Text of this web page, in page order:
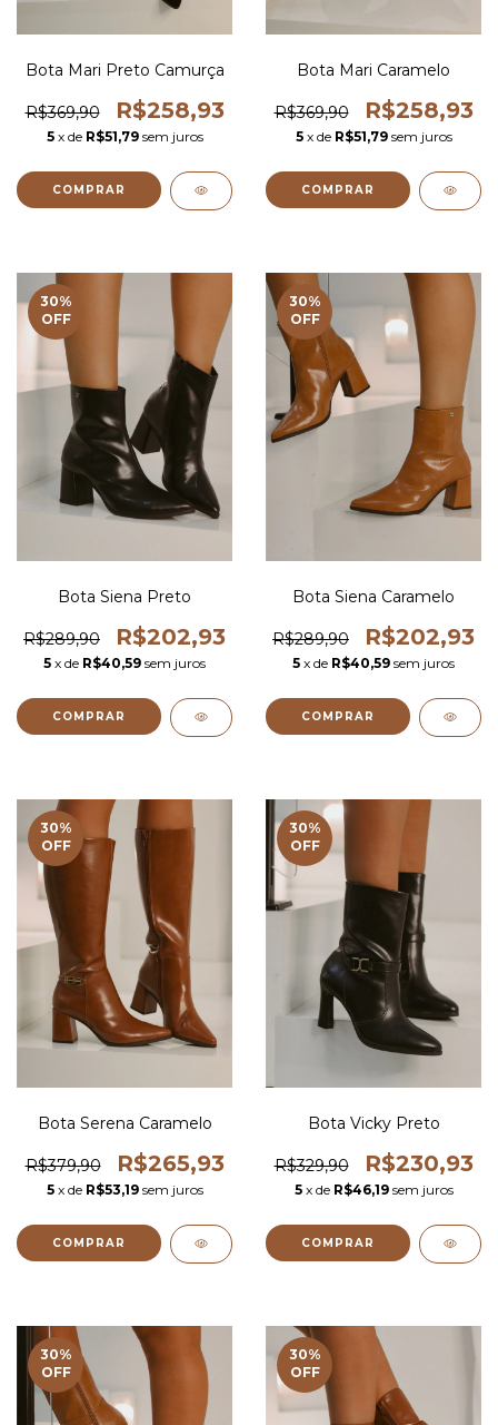
Bota Mari Preto Camurça
R$369,90 R$258,93
5 x de R$51,79 sem juros
COMPRAR
Bota Mari Caramelo
R$369,90 R$258,93
5 x de R$51,79 sem juros
COMPRAR
30%
OFF
Bota Siena Preto
R$289,90 R$202,93
5 x de R$40,59 sem juros
COMPRAR
30%
OFF
Bota Siena Caramelo
R$289,90 R$202,93
5 x de R$40,59 sem juros
COMPRAR
30%
OFF
Bota Serena Caramelo
R$379,90 R$265,93
5 x de R$53,19 sem juros
COMPRAR
30%
OFF
Bota Vicky Preto
R$329,90 R$230,93
5 x de R$46,19 sem juros
COMPRAR
30%
OFF
30%
OFF